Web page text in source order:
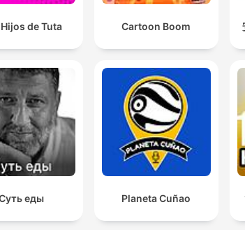
de Tuta Cartoon Boom
еды Planeta Cuñao